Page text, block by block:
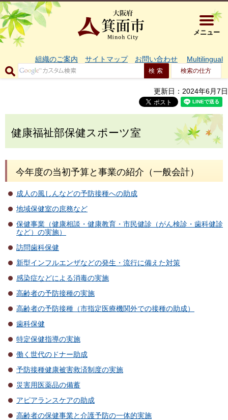
大阪府箕
メニュー
組織のご案内 サイトマップ お問い合わせ Multilingual
検索の仕方
更新日：2024年6月7日
健康福祉部保健スポーツ室
今年度の当初予算と事業の紹介（一般会計）
成人の風しんなどの予防接種への助成
地域保健室の庶務など
保健事業（健康相談・健康教育・市民健診（がん検診・歯科健診
など）の実施）
訪問歯科保健
新型インフルエンザなどの発生・流行に備えた対策
感染症などによる消毒の実施
高齢者の予防接種の実施
高齢者の予防接種（市指定医療機関外での接種の助成）
歯科保健
特定保健指導の実施
働く世代のドナー助成
予防接種健康被害救済制度の実施
災害用医薬品の備蓄
アピアランスケアの助成
高齢者の保健事業と介護予防の一体的実施